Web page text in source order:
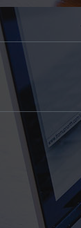
Skip
to
content